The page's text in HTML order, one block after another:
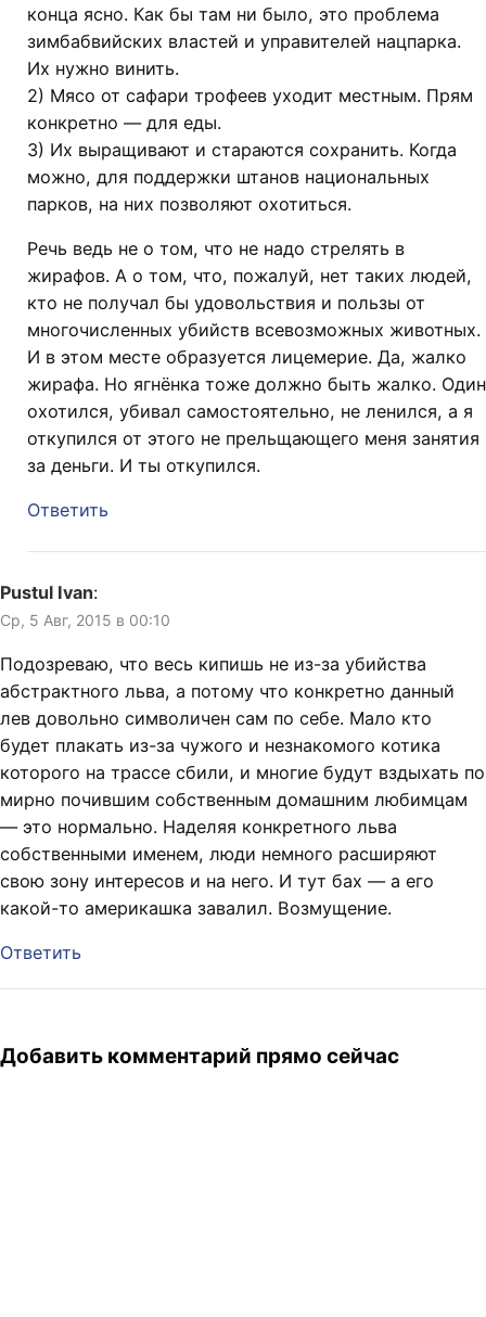
конца ясно. Как бы там ни было, это проблема
зимбабвийских властей и управителей нацпарка.
Их нужно винить.
2) Мясо от сафари трофеев уходит местным. Прям
конкретно — для еды.
3) Их выращивают и стараются сохранить. Когда
можно, для поддержки штанов национальных
парков, на них позволяют охотиться.
Речь ведь не о том, что не надо стрелять в
жирафов. А о том, что, пожалуй, нет таких людей,
кто не получал бы удовольствия и пользы от
многочисленных убийств всевозможных животных.
И в этом месте образуется лицемерие. Да, жалко
жирафа. Но ягнёнка тоже должно быть жалко. Один
охотился, убивал самостоятельно, не ленился, а я
откупился от этого не прельщающего меня занятия
за деньги. И ты откупился.
Ответить
Pustul Ivan:
Ср, 5 Авг, 2015 в 00:10
Подозреваю, что весь кипишь не из-за убийства
абстрактного льва, а потому что конкретно данный
лев довольно символичен сам по себе. Мало кто
будет плакать из-за чужого и незнакомого котика
которого на трассе сбили, и многие будут вздыхать по
мирно почившим собственным домашним любимцам
— это нормально. Наделяя конкретного льва
собственными именем, люди немного расширяют
свою зону интересов и на него. И тут бах — а его
какой-то америкашка завалил. Возмущение.
Ответить
Добавить комментарий прямо сейчас